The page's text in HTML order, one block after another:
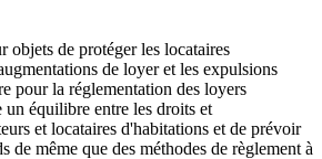
objets de protéger les locataires
de loyer et les expulsions
pour la réglementation des loyers
équilibre entre les droits et
et locataires d'habitations et de prévoir
de même que des méthodes de règlement à